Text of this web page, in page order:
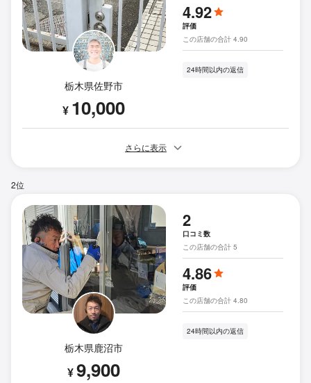
栃木県佐野市
¥ 10,000
4.92
評価
この店舗の合計 4.90
24時間以内の返信
さらに表示
2位
栃木県鹿沼市
¥9,900
2
口コミ数
この店舗の合計 5
4.86
評価
この店舗の合計 4.80
24時間以内の返信